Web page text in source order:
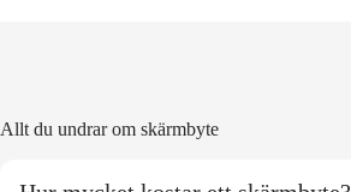
Allt du undrar om skärmbyte